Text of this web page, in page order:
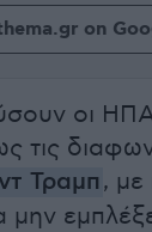
on
οι
τις
Τραμπ , με